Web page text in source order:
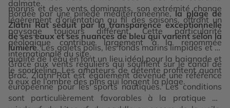
dalmate.
marins et des vents dominants, son extrémité change
légèrement d’orientation au fil des saisons, offrant un
paysage toujours différent. Cette particularité
géologique contribue largement à la renommée
internationale du site.
Bordée par une pinède méditerranéenne,la plage de
Zlatni Rat séduit par la transparence exceptionnelle
de ses eaux et ses nuances de bleu qui varient selon la
lumière. Les galets polis, les fonds marins limpides et la
qualité de l’eau en font un lieu idéal pour la baignade et
le snorkeling. Les amateurs de détente profitent quant
à eux de l’ombre des pins qui longent la plage.
Grâce aux vents réguliers qui soufflent sur le canal de
Brač, Zlatni Rat est également devenue une référence
européenne pour les sports nautiques. Les conditions
sont particulièrement favorables à la pratique du